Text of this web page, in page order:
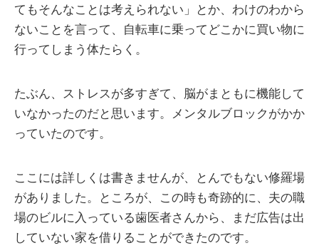
てもそんなことは考えられない」とか、わけのわから
ないことを言って、自転車に乗ってどこかに買い物に
行ってしまう体たらく。
たぶん、ストレスが多すぎて、脳がまともに機能して
いなかったのだと思います。メンタルブロックがかか
っていたのです。
ここには詳しくは書きませんが、とんでもない修羅場
がありました。ところが、この時も奇跡的に、夫の職
場のビルに入っている歯医者さんから、まだ広告は出
していない家を借りることができたのです。